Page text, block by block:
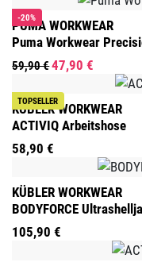
-20%
PUMA WORKWEAR
Puma Workwear
59,90 €47,90 €
TOPSELLER
KÜBLER WORKWEAR
ACTIVIQ Arbeitshose
58,90 €
KÜBLER WORKWEAR
BODYFORCE
105,90 €